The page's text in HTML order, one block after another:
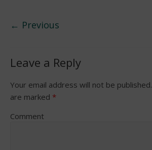
← Previous
Leave a Reply
Your email address will not be published.
are marked *
Comment